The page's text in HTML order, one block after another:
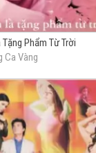
Tặng Phẩm Từ Trời
Ca Vàng